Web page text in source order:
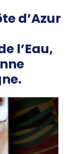
d’Azur
l’Eau,